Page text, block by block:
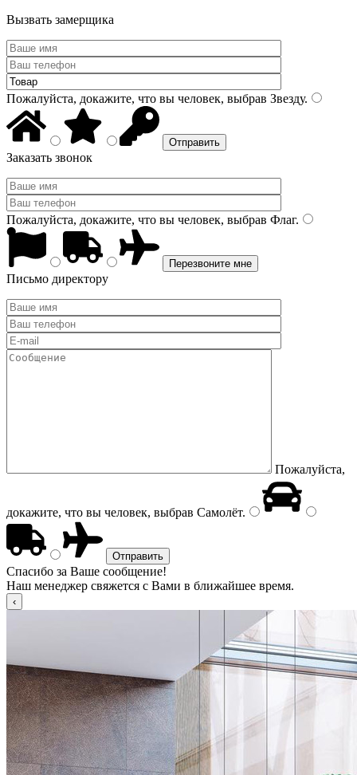
Вызвать замерщика
Пожалуйста, докажите, что вы человек, выбрав Звезду.
Заказать звонок
Пожалуйста, докажите, что вы человек, выбрав Флаг.
Письмо директору
Пожалуйста,
докажите, что вы человек, выбрав Самолёт.
Спасибо за Ваше сообщение!
Наш менеджер свяжется с Вами в ближайшее время.